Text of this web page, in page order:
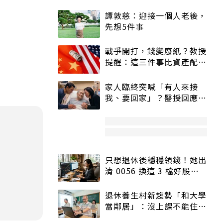
譚敦慈：迎接一個人老後，
先想5件事
戰爭開打，錢變廢紙？教授
提醒：這三件事比資產配置
家人臨終突喊「有人來接
我、要回家」？醫授回應方
只想退休後穩穩領錢！她出
清 0056 換這 3 檔好股：
退休養生村新趨勢「和大學
當鄰居」：沒上課不能住、